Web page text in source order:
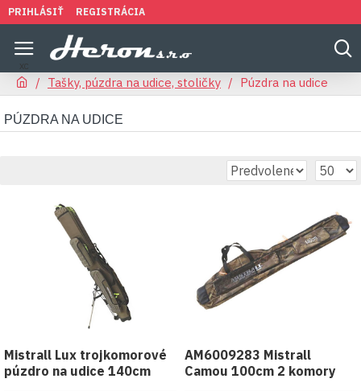
PRIHLÁSIŤ REGISTRÁCIA
Tašky, púzdra na udice, stoličky Púzdra na udice
PÚZDRA NA UDICE
Mistrall Lux trojkomorové
púzdro na udice 140cm
AM6009283 Mistrall
Camou 100cm 2 komory